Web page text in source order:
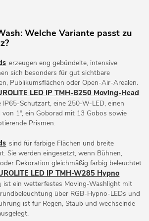
Welche Variante passt zu
erzeugen eng gebündelte, intensive
sich besonders für gut sichtbare
Publikumsflächen oder Open-Air-Arealen.
LED IP TMH-B250 Moving-Head
IP65-Schutzart, eine 250-W-LED, einen
1°, ein Goborad mit 13 Gobos sowie
Prismen.
sind für farbige Flächen und breite
Sie werden eingesetzt, wenn Bühnen,
Dekoration gleichmäßig farbig beleuchtet
LED IP TMH-W285 Hypno
ist ein wetterfestes Moving-Washlight mit
über RGB-Hypno-LEDs und
ist für Regen, Staub und wechselnde